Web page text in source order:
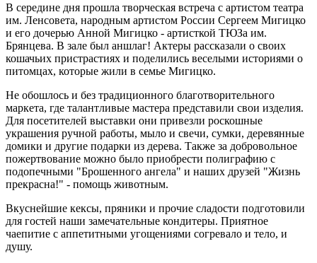
В середине дня прошла творческая встреча с артистом театра
им. Ленсовета, народным артистом России Сергеем Мигицко
и его дочерью Анной Мигицко - артисткой ТЮЗа им.
Брянцева. В зале был аншлаг! Актеры рассказали о своих
кошачьих пристрастиях и поделились веселыми историями о
питомцах, которые жили в семье Мигицко.
Не обошлось и без традиционного благотворительного
маркета, где талантливые мастера представили свои изделия.
Для посетителей выставки они привезли роскошные
украшения ручной работы, мыло и свечи, сумки, деревянные
домики и другие подарки из дерева. Также за добровольное
пожертвование можно было приобрести полиграфию с
подопечными "Брошенного ангела" и наших друзей "Жизнь
прекрасна!" - помощь животным.
Вкуснейшие кексы, пряники и прочие сладости подготовили
для гостей наши замечательные кондитеры. Приятное
чаепитие с аппетитными угощениями согревало и тело, и
душу.